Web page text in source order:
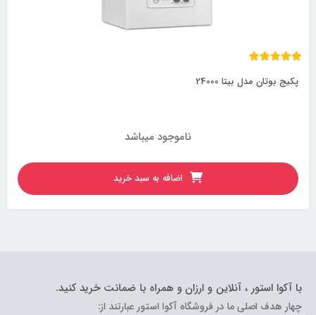
پکیج بوتان مدل بیتا 24000
ناموجود میباشد
اضافه به سبد خرید
با آکوا استور ، آنلاین و ارزان و همراه با ضمانت خرید کنید.
چهار هدف اصلی ما در فروشگاه آکوا استور عبارتند از: